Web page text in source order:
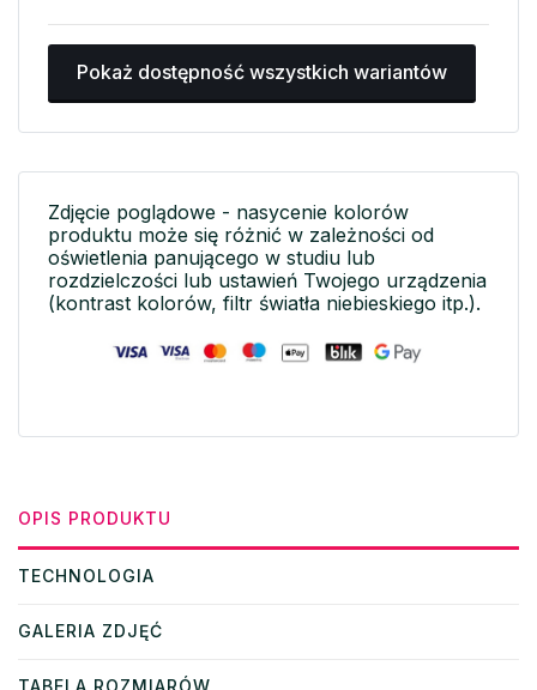
Pokaż dostępność wszystkich wariantów
Zdjęcie poglądowe - nasycenie kolorów
produktu może się różnić w zależności od
oświetlenia panującego w studiu lub
rozdzielczości lub ustawień Twojego urządzenia
(kontrast kolorów, filtr światła niebieskiego itp.).
OPIS PRODUKTU
TECHNOLOGIA
GALERIA ZDJĘĆ